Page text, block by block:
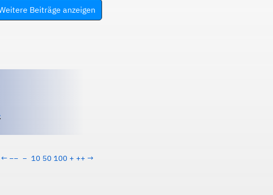
Beiträge anzeigen
← −− − 10 50 100 + ++ →